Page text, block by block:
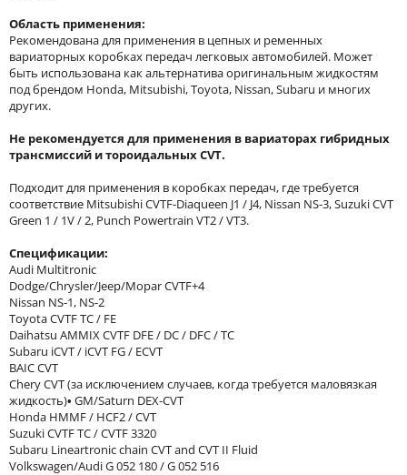
Область применения:
Рекомендована для применения в цепных и ременных
вариаторных коробках передач легковых автомобилей. Может
быть использована как альтернатива оригинальным жидкостям
под брендом Honda, Mitsubishi, Toyota, Nissan, Subaru и многих
других.
Не рекомендуется для применения в вариаторах гибридных
трансмиссий и тороидальных CVT.
Подходит для применения в коробках передач, где требуется
соответствие Mitsubishi CVTF-Diaqueen J1 / J4, Nissan NS-3, Suzuki CVT
Green 1 / 1V / 2, Punch Powertrain VT2 / VT3.
Спецификации:
Audi Multitronic
Dodge/Chrysler/Jeep/Mopar CVTF+4
Nissan NS-1, NS-2
Toyota CVTF TC / FE
Daihatsu AMMIX CVTF DFE / DC / DFC / TC
Subaru iCVT / iCVT FG / ECVT
BAIC CVT
Chery CVT (за исключением случаев, когда требуется маловязкая
жидкость)• GM/Saturn DEX-CVT
Honda HMMF / HCF2 / CVT
Suzuki CVTF TC / CVTF 3320
Subaru Lineartronic chain CVT and CVT II Fluid
Volkswagen/Audi G 052 180 / G 052 516